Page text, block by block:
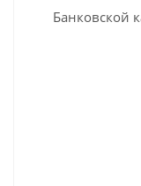
Банковской